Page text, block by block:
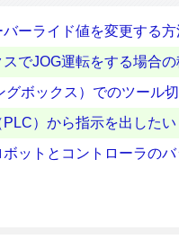
ーライド値を変更する方
でJOG運転をする場合
グボックス）でのツール
）から指示を出したい
ボットとコントローラの